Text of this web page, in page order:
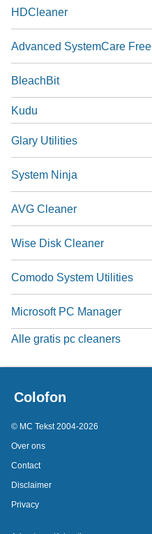
HDCleaner
Advanced SystemCare Free
BleachBit
Kudu
Glary Utilities
System Ninja
AVG Cleaner
Wise Disk Cleaner
Comodo System Utilities
Microsoft PC Manager
Alle gratis pc cleaners
Colofon
© MC Tekst 2004-2026
Over ons
Contact
Disclaimer
Privacy